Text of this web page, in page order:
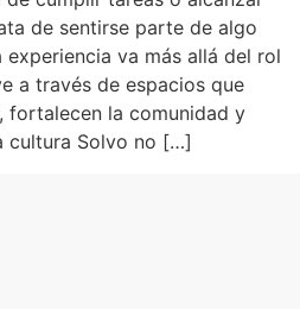
de sentirse parte de algo
experiencia va más allá del rol
a través de espacios que
fortalecen la comunidad y
cultura Solvo no […]